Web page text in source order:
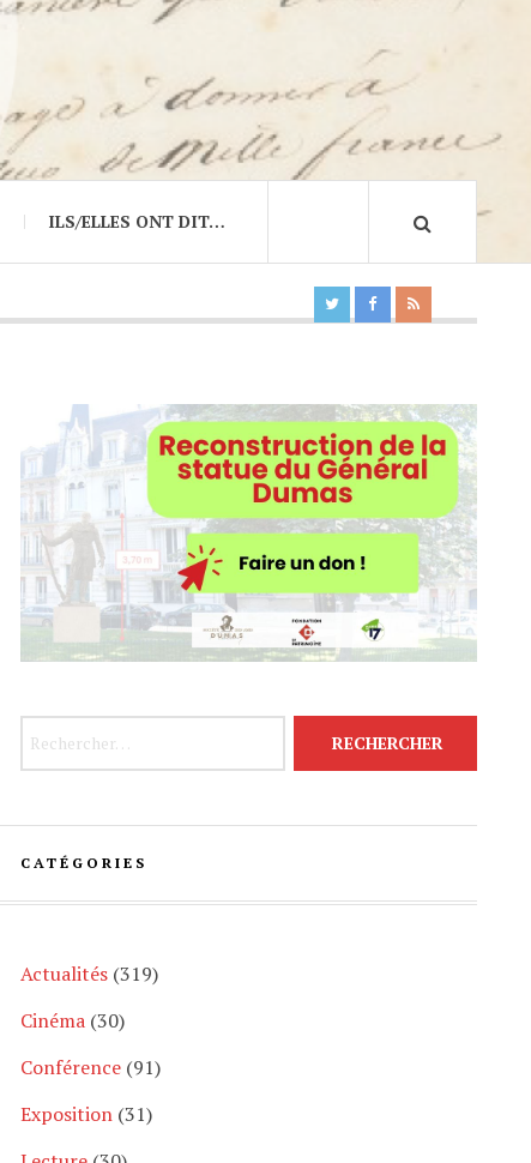
ILS/ELLES ONT DIT…
CATÉGORIES
Actualités(319)
Cinéma(30)
Conférence(91)
Exposition(31)